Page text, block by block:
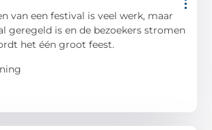
van een festival is veel werk, maar
geregeld is en de bezoekers stromen
het één groot feest.